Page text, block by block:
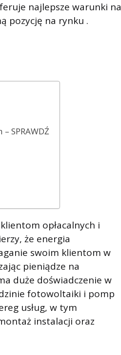
najlepsze warunki na
pozycję na rynku .
SPRAWDŹ
opłacalnych i
że energia
swoim klientom w
pieniądze na
duże doświadczenie w
fotowoltaiki i pomp
usług, w tym
instalacji oraz